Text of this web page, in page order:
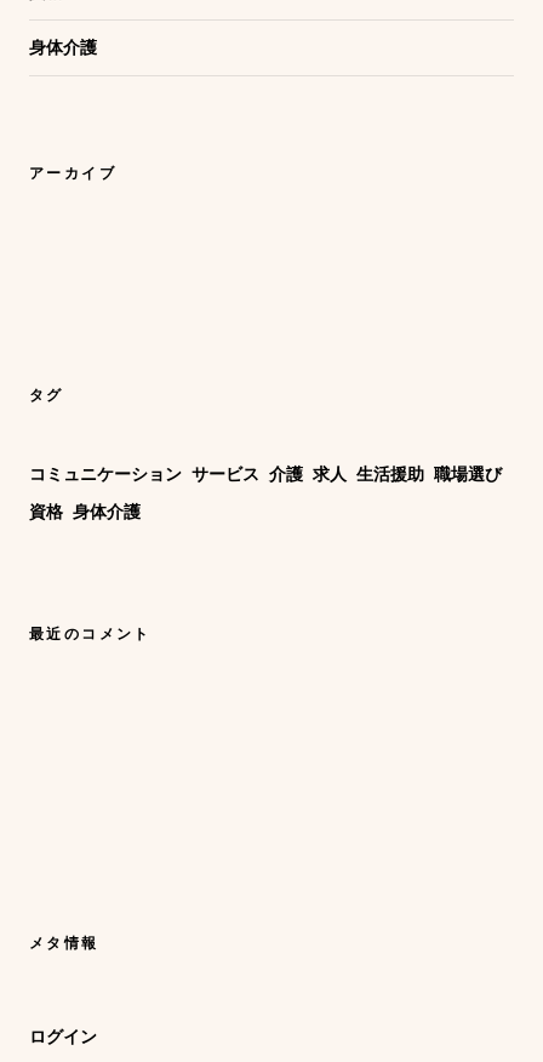
身体介護
アーカイブ
タグ
コミュニケーション サービス 介護 求人 生活援助 職場選び
資格 身体介護
最近のコメント
メタ情報
ログイン